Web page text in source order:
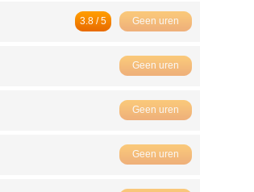
Geen uren
3.8 / 5
Geen uren
Geen uren
Geen uren